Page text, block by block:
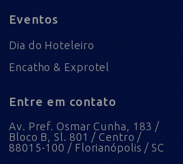
Eventos
Dia do Hoteleiro
Encatho & Exprotel
Entre em contato
Av. Pref. Osmar Cunha, 183 /
Bloco B, Sl. 801 / Centro /
88015-100 / Florianópolis / SC